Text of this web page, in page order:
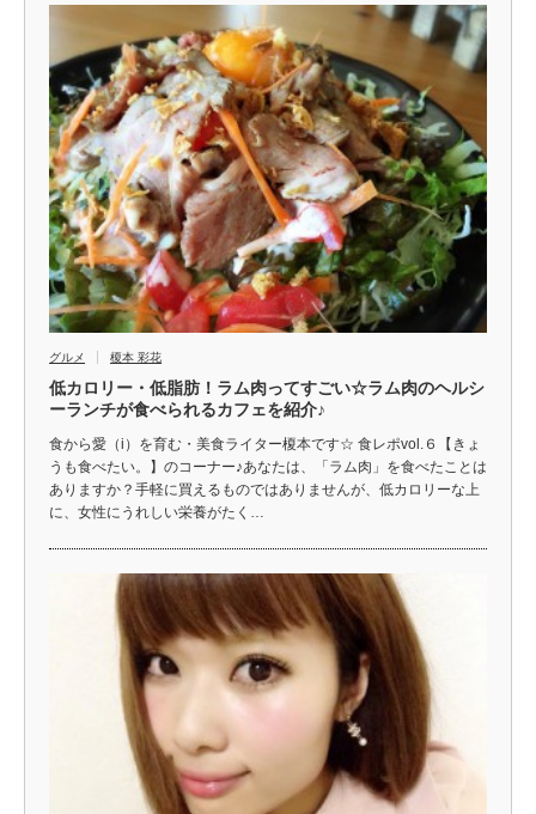
グルメ 榎本 彩花
低カロリー・低脂肪！ラム肉ってすごい☆ラム肉のヘルシ
ーランチが食べられるカフェを紹介♪
食から愛（i）を育む・美食ライター榎本です☆ 食レポvol.６【きょ
うも食べたい。】のコーナー♪あなたは、「ラム肉」を食べたことは
ありますか？手軽に買えるものではありませんが、低カロリーな上
に、女性にうれしい栄養がたく…